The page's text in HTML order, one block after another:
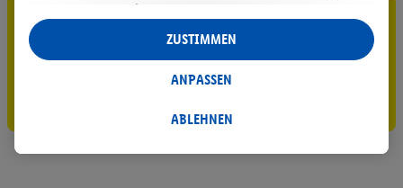
5.95 € Versand sparen³²ᵃ
Jetzt zum Newsletter anmelden
auch durch Partner (u.a.
Verantwortliche; im Zusammenhang mit dem IAB TCF
insgesamt
Statistik-Erstellung oder für personalisierte Werbung
Datenverarbeitungen für personalisierte Werbung werden
ABLEHNEN
ANPASSEN
ZUSTIMMEN